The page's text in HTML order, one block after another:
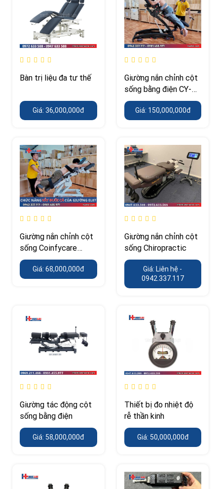
Bàn trị liệu đa tư thế
Giá: 36,000,000đ
Giường nắn chỉnh cột
sống bằng điện CY-
C113E – nghiêng
52°/32°
Giá: 150,000,000đ
Giường nắn chỉnh cột
sống Coinfycare
EL07 – chịu tải 250
kg, Hi-Lo điện
Giá: 68,000,000đ
Giường nắn chỉnh cột
sống Chiropractic
Giá: Liên hệ -
0942.337.117
Giường tác động cột
sống bằng điện
Giá: 58,000,000đ
Thiết bị đo nhiệt độ
rễ thần kinh
Giá: 50,000,000đ